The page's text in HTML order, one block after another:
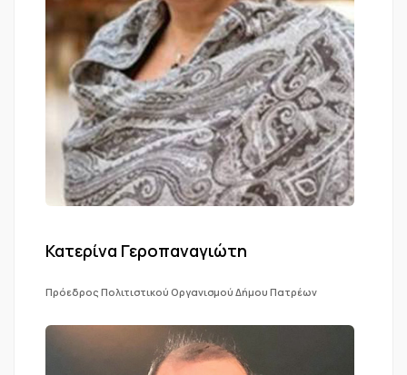
Κατερίνα Γεροπαναγιώτη
Πρόεδρος Πολιτιστικού Οργανισμού Δήμου Πατρέων